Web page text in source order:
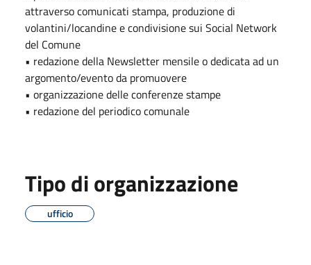
attraverso comunicati stampa, produzione di
volantini/locandine e condivisione sui Social Network
del Comune
• redazione della Newsletter mensile o dedicata ad un
argomento/evento da promuovere
• organizzazione delle conferenze stampe
• redazione del periodico comunale
Tipo di organizzazione
ufficio